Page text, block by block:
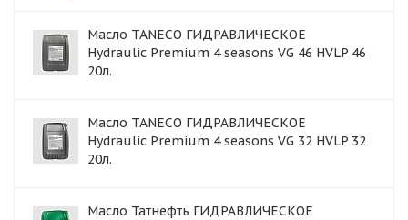
Масло TANECO ГИДРАВЛИЧЕСКОЕ
Hydraulic Premium 4 seasons VG 46 HVLP 46
20л.
Масло TANECO ГИДРАВЛИЧЕСКОЕ
Hydraulic Premium 4 seasons VG 32 HVLP 32
20л.
Масло Татнефть ГИДРАВЛИЧЕСКОЕ